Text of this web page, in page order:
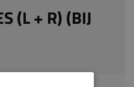
(L + R) (BIJ